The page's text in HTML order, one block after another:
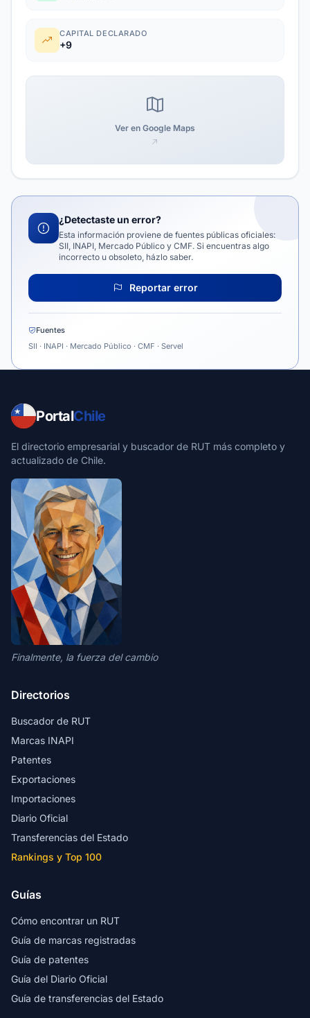
CAPITAL DECLARADO
+9
Ver en Google Maps
¿Detectaste un error?
Esta información proviene de fuentes públicas oficiales:
SII, INAPI, Mercado Público y CMF. Si encuentras algo
incorrecto u obsoleto, házlo saber.
Reportar error
Fuentes
SII · INAPI · Mercado Público · CMF · Servel
PortalChile
El directorio empresarial y buscador de RUT más completo y
actualizado de Chile.
Finalmente, la fuerza del cambio
Directorios
Buscador de RUT
Marcas INAPI
Patentes
Exportaciones
Importaciones
Diario Oficial
Transferencias del Estado
Rankings y Top 100
Guías
Cómo encontrar un RUT
Guía de marcas registradas
Guía de patentes
Guía del Diario Oficial
Guía de transferencias del Estado